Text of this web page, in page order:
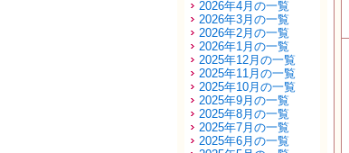
2026年4月の一覧
2026年3月の一覧
2026年2月の一覧
2026年1月の一覧
2025年12月の一覧
2025年11月の一覧
2025年10月の一覧
2025年9月の一覧
2025年8月の一覧
2025年7月の一覧
2025年6月の一覧